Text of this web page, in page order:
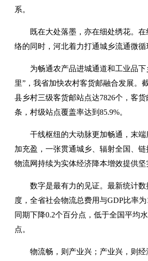
系。
既在大处落墨，亦在细处绣花。在
络的同时，河北着力打通城乡流通微循
为畅通农产品进城通道和工业品下
里”，我省加快农村客货邮融合发展。
县乡村三级客货邮站点达7826个，客货
条，村级站点覆盖率达到85.9%。
干线枢纽的大动脉更加畅通，末端
加充盈，一张贯通城乡、辐射全国、
物流网持续为实体经济降本增效提供坚
数字是最有力的见证。最新统计
度，全省社会物流总费用与GDP比率为
同期下降0.2个百分点，低于全国平均
点。
物流畅，则产业兴；产业兴，则